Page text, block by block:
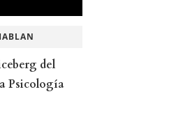
del
Psicología